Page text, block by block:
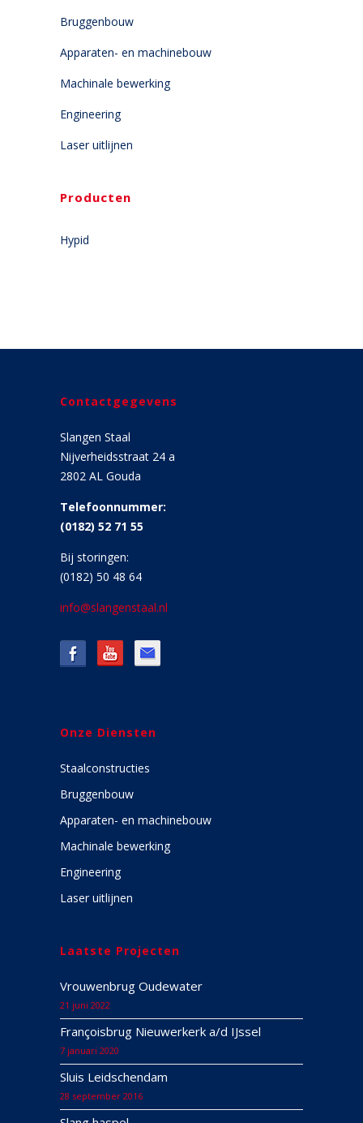
Bruggenbouw
Apparaten- en machinebouw
Machinale bewerking
Engineering
Laser uitlijnen
Producten
Hypid
Contactgegevens
Slangen Staal
Nijverheidsstraat 24 a
2802 AL Gouda
Telefoonnummer:
(0182) 52 71 55
Bij storingen:
(0182) 50 48 64
info@slangenstaal.nl
Onze Diensten
Staalconstructies
Bruggenbouw
Apparaten- en machinebouw
Machinale bewerking
Engineering
Laser uitlijnen
Laatste Projecten
Vrouwenbrug Oudewater
21 juni 2022
Françoisbrug Nieuwerkerk a/d IJssel
7 januari 2020
Sluis Leidschendam
28 september 2016